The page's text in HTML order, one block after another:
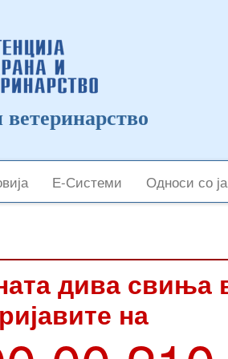
Е-Системи Односи со
дива
на